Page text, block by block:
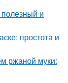
и
простота и
ржаной муки: